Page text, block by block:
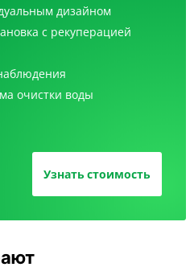
дизайном
с рекуперацией
очистки воды
Узнать стоимость